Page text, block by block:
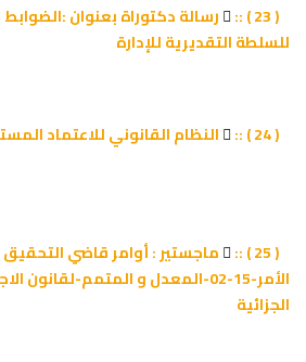
رسالة دكتوراة بعنوان :الضوابط
للسلطة التقديرية للإدارة
النظام القانوني للاعتماد
ماجستير : أوامر قاضي التحقيق
الأمر-15-02-المعدل و المتمم-لقانون
الجزائية